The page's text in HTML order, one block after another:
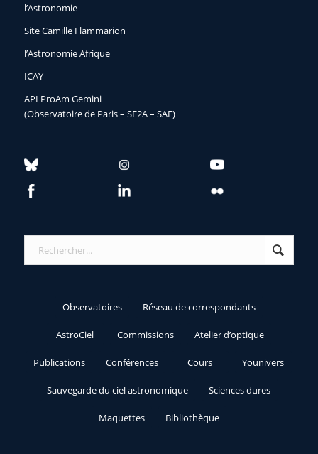
l’Astronomie
Site Camille Flammarion
l’Astronomie Afrique
ICAY
API ProAm Gemini
(Observatoire de Paris – SF2A – SAF)
Observatoires Réseau de correspondants
AstroCiel Commissions Atelier d’optique
Publications Conférences Cours Younivers
Sauvegarde du ciel astronomique Sciences dures
Maquettes Bibliothèque